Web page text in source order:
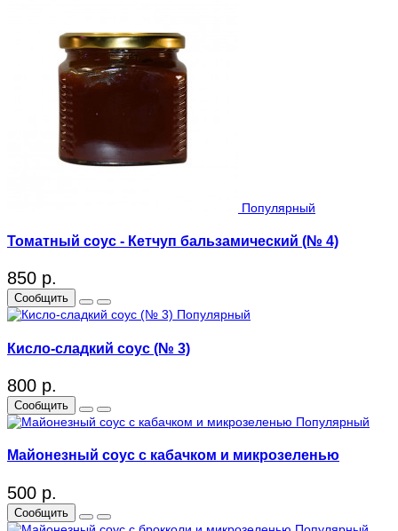
Популярный
Томатный соус - Кетчуп бальзамический (№ 4)
850 р.
Сообщить
Популярный
Кисло-сладкий соус (№ 3)
800 р.
Сообщить
Популярный
Майонезный соус с кабачком и микрозеленью
500 р.
Сообщить